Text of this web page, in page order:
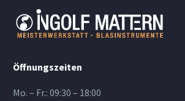
Öffnungszeiten
Mo. – Fr.: 09:30 – 18:00